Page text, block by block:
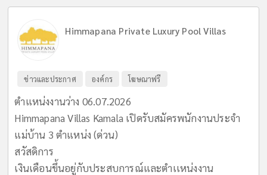
Himmapana Private Luxury Pool Villas
ข่าวและประกาศ องค์กร โฆษณาฟรี
ตำแหน่งงานว่าง 06.07.2026
Himmapana Villas Kamala เปิดรับสมัครพนักงานประจำ
แม่บ้าน 3 ตำแหน่ง (ด่วน)
สวัสดิการ
เงินเดือนขึ้นอยู่กับประสบการณ์และตำเเหน่งงาน